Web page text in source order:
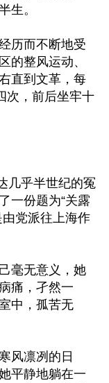
生。
历而不断地受
的整风运动、
直到文革，每
次，前后坐牢十
几乎半世纪的冤
一份题为“关露
由党派往上海作
毫无意义，她
痛，孑然一
中，孤苦无
风凛冽的日
平静地躺在一